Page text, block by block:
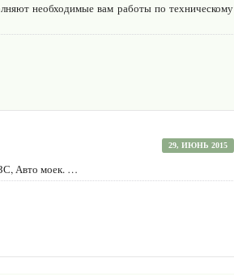
необходимые вам работы по техническому
29, ИЮНЬ 2015
Авто моек. …